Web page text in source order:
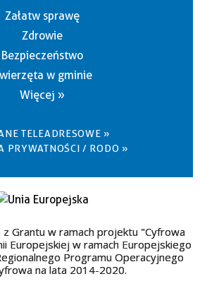
Załatw sprawę
Zdrowie
Bezpieczeństwo
w gminie
Więcej »
TELEADRESOWE »
PRYWATNOŚCI / RODO »
Grantu w ramach projektu "Cyfrowa
Europejskiej w ramach Europejskiego
Programu Operacyjnego
na lata 2014-2020.